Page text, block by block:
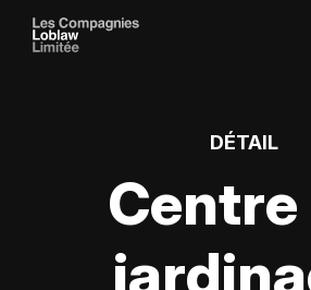
DÉTAIL
Centre